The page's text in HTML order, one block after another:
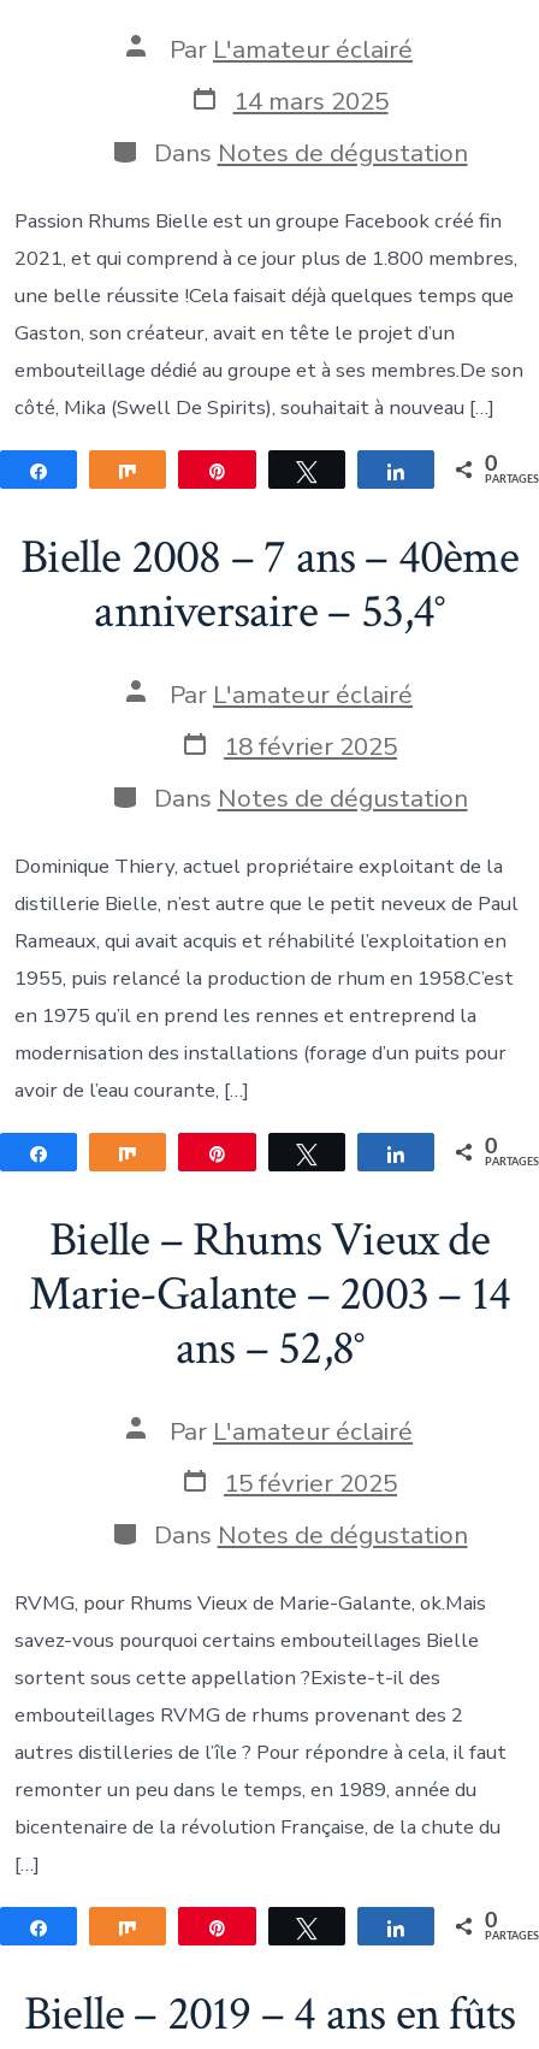
Auteur
publication
Par L'amateur éclairé
Date
de
publication
14 mars 2025
Catégories
Dans Notes de dégustation
Passion Rhums Bielle est un groupe Facebook créé fin
2021, et qui comprend à ce jour plus de 1.800 membres,
une belle réussite !Cela faisait déjà quelques temps que
Gaston, son créateur, avait en tête le projet d’un
embouteillage dédié au groupe et à ses membres.De son
côté, Mika (Swell De Spirits), souhaitait à nouveau […]
Partagez Partagez Tweetez Partagez 0
PARTAGES
Bielle 2008 – 7 ans – 40ème
anniversaire – 53,4°
Auteur
publication
Par L'amateur éclairé
Date
de
publication
18 février 2025
Catégories
Dans Notes de dégustation
Dominique Thiery, actuel propriétaire exploitant de la
distillerie Bielle, n’est autre que le petit neveux de Paul
Rameaux, qui avait acquis et réhabilité l’exploitation en
1955, puis relancé la production de rhum en 1958.C’est
en 1975 qu’il en prend les rennes et entreprend la
modernisation des installations (forage d’un puits pour
avoir de l’eau courante, […]
Partagez Partagez Tweetez Partagez 0
PARTAGES
Bielle – Rhums Vieux de
Marie-Galante – 2003 – 14
ans – 52,8°
Auteur
publication
Par L'amateur éclairé
Date
de
publication
15 février 2025
Catégories
Dans Notes de dégustation
RVMG, pour Rhums Vieux de Marie-Galante, ok.Mais
savez-vous pourquoi certains embouteillages Bielle
sortent sous cette appellation ?Existe-t-il des
embouteillages RVMG de rhums provenant des 2
autres distilleries de l’île ? Pour répondre à cela, il faut
remonter un peu dans le temps, en 1989, année du
bicentenaire de la révolution Française, de la chute du
[…]
Partagez Partagez Tweetez Partagez 0
PARTAGES
Bielle – 2019 – 4 ans en fûts